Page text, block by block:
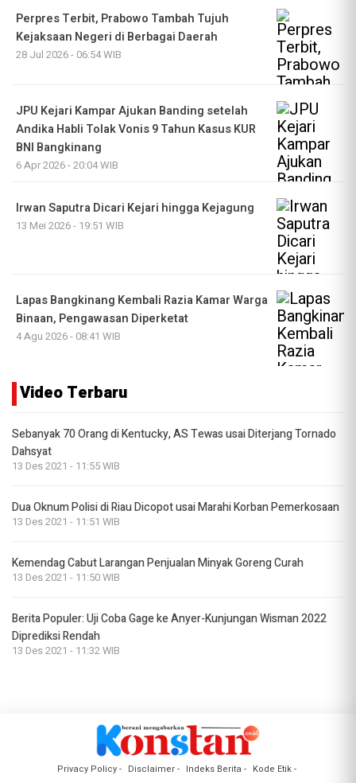
Perpres Terbit, Prabowo Tambah Tujuh
Kejaksaan Negeri di Berbagai Daerah
28 Jul 2026 - 06:54 WIB
JPU Kejari Kampar Ajukan Banding setelah
Andika Habli Tolak Vonis 9 Tahun Kasus KUR
BNI Bangkinang
6 Apr 2026 - 20:04 WIB
Irwan Saputra Dicari Kejari hingga Kejagung
13 Mei 2026 - 19:51 WIB
Lapas Bangkinang Kembali Razia Kamar Warga
Binaan, Pengawasan Diperketat
4 Agu 2026 - 08:41 WIB
Video Terbaru
Sebanyak 70 Orang di Kentucky, AS Tewas usai Diterjang Tornado
Dahsyat
13 Des 2021 - 11:55 WIB
Dua Oknum Polisi di Riau Dicopot usai Marahi Korban Pemerkosaan
13 Des 2021 - 11:51 WIB
Kemendag Cabut Larangan Penjualan Minyak Goreng Curah
13 Des 2021 - 11:50 WIB
Berita Populer: Uji Coba Gage ke Anyer-Kunjungan Wisman 2022
Diprediksi Rendah
13 Des 2021 - 11:32 WIB
Privacy Policy Disclaimer Indeks Berita
Kode Etik